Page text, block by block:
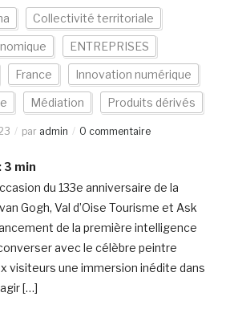
Collectivité territoriale
ENTREPRISES
France Innovation numérique
Médiation Produits dérivés
par admin 0 commentaire
3 min
du 133e anniversaire de la
Gogh, Val d’Oise Tourisme et Ask
de la première intelligence
avec le célèbre peintre
visiteurs une immersion inédite dans
[…]